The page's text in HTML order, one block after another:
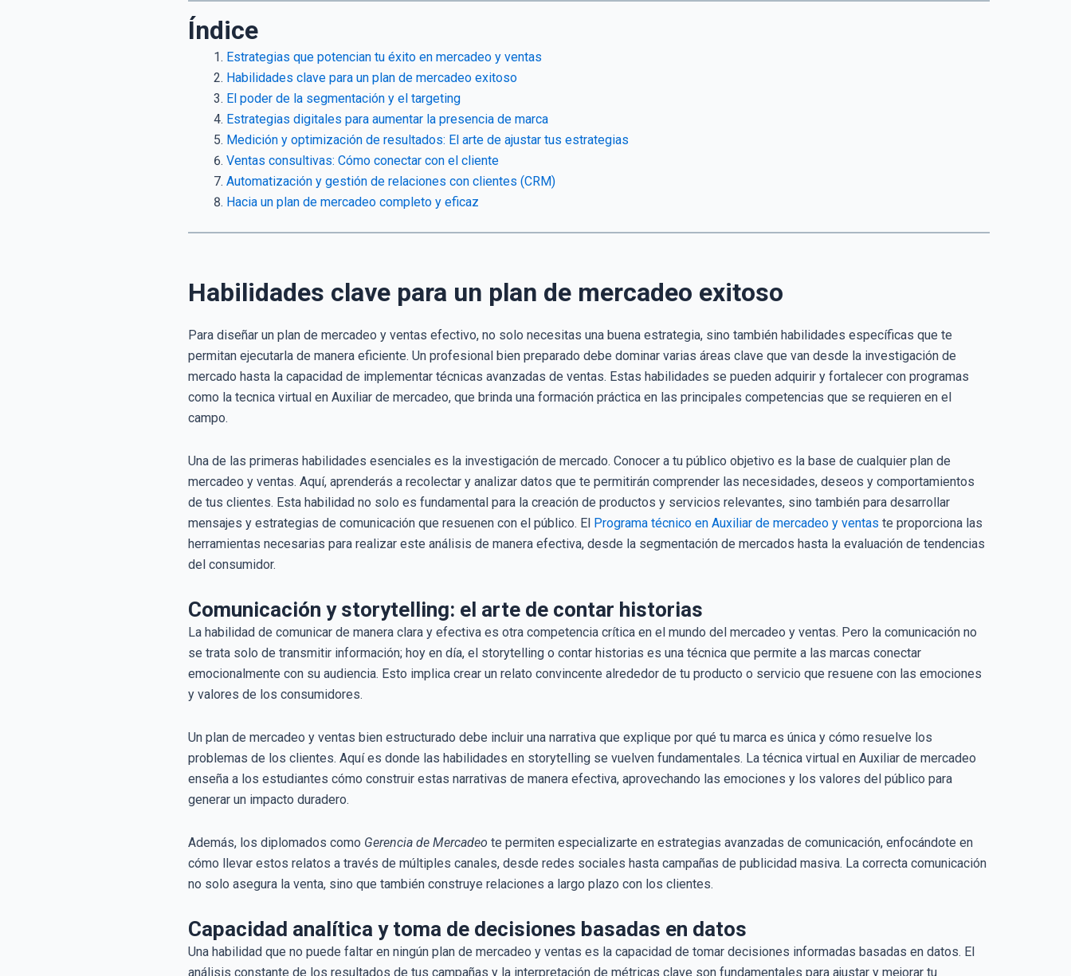
Índice
Estrategias que potencian tu éxito en mercadeo y ventas
Habilidades clave para un plan de mercadeo exitoso
El poder de la segmentación y el targeting
Estrategias digitales para aumentar la presencia de marca
Medición y optimización de resultados: El arte de ajustar tus estrategias
Ventas consultivas: Cómo conectar con el cliente
Automatización y gestión de relaciones con clientes (CRM)
Hacia un plan de mercadeo completo y eficaz
Habilidades clave para un plan de mercadeo exitoso
Para diseñar un plan de mercadeo y ventas efectivo, no solo necesitas una buena estrategia, sino también habilidades específicas que te
permitan ejecutarla de manera eficiente. Un profesional bien preparado debe dominar varias áreas clave que van desde la investigación de
mercado hasta la capacidad de implementar técnicas avanzadas de ventas. Estas habilidades se pueden adquirir y fortalecer con programas
como la tecnica virtual en Auxiliar de mercadeo, que brinda una formación práctica en las principales competencias que se requieren en el
campo.
Una de las primeras habilidades esenciales es la investigación de mercado. Conocer a tu público objetivo es la base de cualquier plan de
mercadeo y ventas. Aquí, aprenderás a recolectar y analizar datos que te permitirán comprender las necesidades, deseos y comportamientos
de tus clientes. Esta habilidad no solo es fundamental para la creación de productos y servicios relevantes, sino también para desarrollar
mensajes y estrategias de comunicación que resuenen con el público. El Programa técnico en Auxiliar de mercadeo y ventas te proporciona las
herramientas necesarias para realizar este análisis de manera efectiva, desde la segmentación de mercados hasta la evaluación de tendencias
del consumidor.
Comunicación y storytelling: el arte de contar historias
La habilidad de comunicar de manera clara y efectiva es otra competencia crítica en el mundo del mercadeo y ventas. Pero la comunicación no
se trata solo de transmitir información; hoy en día, el storytelling o contar historias es una técnica que permite a las marcas conectar
emocionalmente con su audiencia. Esto implica crear un relato convincente alrededor de tu producto o servicio que resuene con las emociones
y valores de los consumidores.
Un plan de mercadeo y ventas bien estructurado debe incluir una narrativa que explique por qué tu marca es única y cómo resuelve los
problemas de los clientes. Aquí es donde las habilidades en storytelling se vuelven fundamentales. La técnica virtual en Auxiliar de mercadeo
enseña a los estudiantes cómo construir estas narrativas de manera efectiva, aprovechando las emociones y los valores del público para
generar un impacto duradero.
Además, los diplomados como Gerencia de Mercadeo te permiten especializarte en estrategias avanzadas de comunicación, enfocándote en
cómo llevar estos relatos a través de múltiples canales, desde redes sociales hasta campañas de publicidad masiva. La correcta comunicación
no solo asegura la venta, sino que también construye relaciones a largo plazo con los clientes.
Capacidad analítica y toma de decisiones basadas en datos
Una habilidad que no puede faltar en ningún plan de mercadeo y ventas es la capacidad de tomar decisiones informadas basadas en datos. El
análisis constante de los resultados de tus campañas y la interpretación de métricas clave son fundamentales para ajustar y mejorar tu